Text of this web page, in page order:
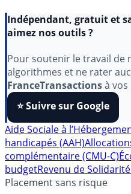
aimez nos outils ?
Pour soutenir le travail de
algorithmes et ne rater
FranceTransactionsà vos
⭐️ Suivre sur Google
Aide Sociale à
handicapés (AAH)
complémentaire (CMU-C)